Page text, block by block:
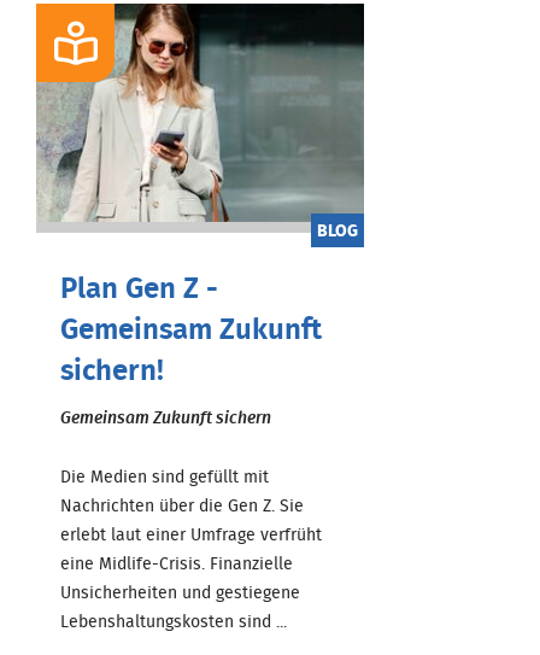
BLOG
Plan Gen Z -
Gemeinsam Zukunft
sichern!
Gemeinsam Zukunft sichern
Die Medien sind gefüllt mit
Nachrichten über die Gen Z. Sie
erlebt laut einer Umfrage verfrüht
eine Midlife-Crisis. Finanzielle
Unsicherheiten und gestiegene
Lebenshaltungskosten sind ...